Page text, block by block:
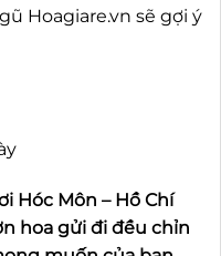
Hoagiare.vn sẽ gợi ý
Hóc Môn – Hồ Chí
hoa gửi đi đều chỉn